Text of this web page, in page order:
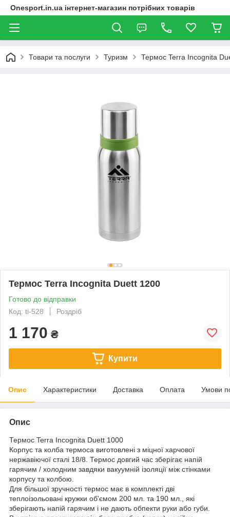
Onesport.in.ua інтернет-магазин потрібних товарів
Товари та послуги Туризм Термос Terra Incognita
Термос Terra Incognita Duett 1200
Готово до відправки
Код: ti-528
Роздріб
1 170 ₴
Купити
Опис Характеристики Доставка Оплата Умови
Опис
Термос Terra Incognita Duett 1000
Корпус та колба термоса виготовлені з міцної харчової
нержавіючої сталі 18/8. Термос довгий час зберігає напій
гарячим / холодним завдяки вакуумній ізоляції між стінками
корпусу та колбою.
Для більшої зручності термос має в комплекті дві
теплоізольовані кружки об'ємом 200 мл. та 190 мл., які
зберігають напій гарячим і не дають обпекти руки або губи.